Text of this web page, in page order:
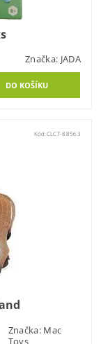
Značka: JADA
Kód: CLCT-88563
Značka: Mac
Toys